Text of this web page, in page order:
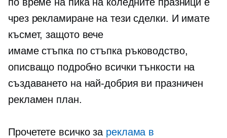
чрез рекламиране на тези сделки. И имате
късмет, защото вече
имаместъпка по стъпкаръководство,
описващо подробно всички тънкости на
създаването на най-добрия ви празничен
рекламен план.
Прочетете всичко за реклама в